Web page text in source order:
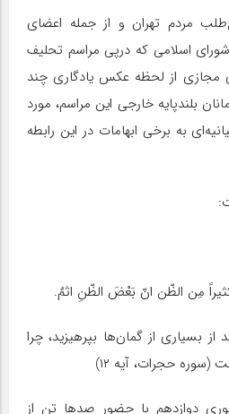
مردم تهران و از جمله اعضای
اسلامی که درپی مراسم تحلیف
مجازی از لحظه عکس یادگاری چند
بلندپایه خارجی این مراسم، مورد
به برخی ابهامات در این رابطه
کثیراً مِن الظّن انّ بَعْضَ الظّنِ اثمٌ.
از بسیاری از گمان‌ها بپرهیزید، چرا
حجرات، آیه ۱۲)
دوازدهم با حضور صد‌ها تن از